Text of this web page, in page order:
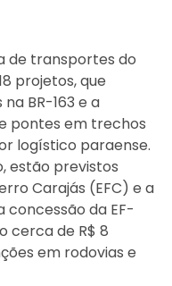
de transportes do
projetos, que
BR-163 e a
pontes em trechos
logístico paraense.
estão previstos
Carajás (EFC) e a
concessão da EF-
cerca de R$ 8
em rodovias e